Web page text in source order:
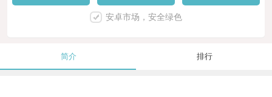
安卓市场，安全绿色
简介 排行